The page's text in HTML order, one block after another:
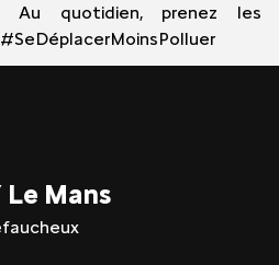
Au quotidien, prenez les
Mans